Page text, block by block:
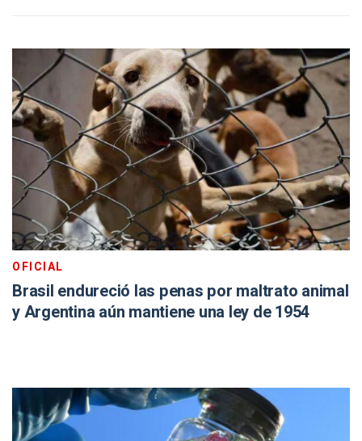
OFICIAL
Brasil endureció las penas por maltrato animal
y Argentina aún mantiene una ley de 1954